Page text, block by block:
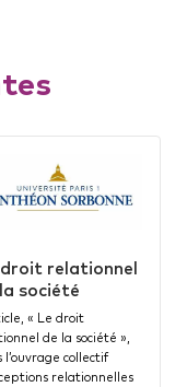
relationnel
société
« Le droit
de la société »,
l’ouvrage collectif
relationnelles